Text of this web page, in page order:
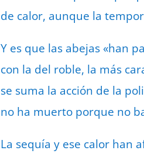
de calor, aunque la
Y es que las abejas «han
con la del roble, la más
se suma la acción de la
no ha muerto porque no
La sequía y ese calor han